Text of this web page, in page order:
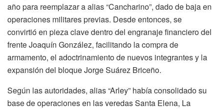
año para reemplazar a alias “Cancharino”, dado de baja en
operaciones militares previas. Desde entonces, se
convirtió en pieza clave dentro del engranaje financiero del
frente Joaquín González, facilitando la compra de
armamento, el adoctrinamiento de nuevos integrantes y la
expansión del bloque Jorge Suárez Briceño.
Según las autoridades, alias “Arley” había consolidado su
base de operaciones en las veredas Santa Elena, La